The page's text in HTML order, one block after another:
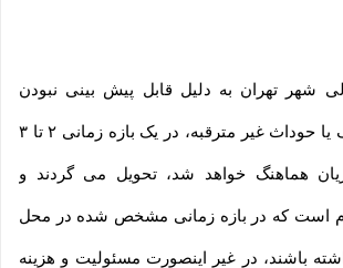
شهر تهران به دلیل قابل پیش بینی نبودن
مسائلی نظیر ترافیک یا حوداث غیر مترقبه، در یک بازه زمانی ۲ تا ۳
هماهنگ خواهد شد، تحویل می گردند و
است که در بازه زمانی مشخص شده در محل
باشند، در غیر اینصورت مسئولیت و هزینه